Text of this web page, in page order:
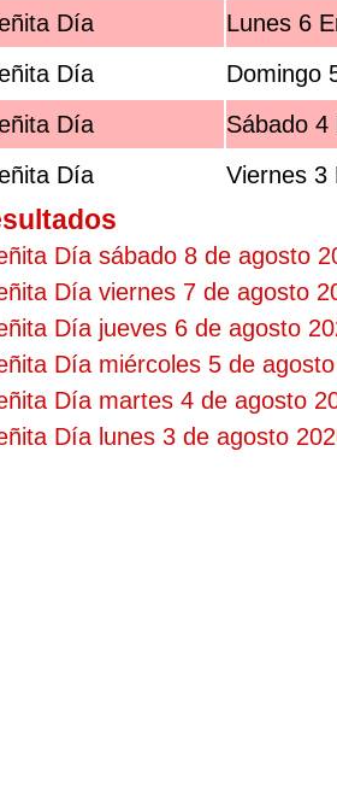
Día
Lunes 6
Día
Domingo
Día
Sábado 4
Día
Viernes 3
Día sábado 8 de agosto
Día viernes 7 de agosto
Día jueves 6 de agosto
Día miércoles 5 de
Día martes 4 de agosto
Día lunes 3 de agosto